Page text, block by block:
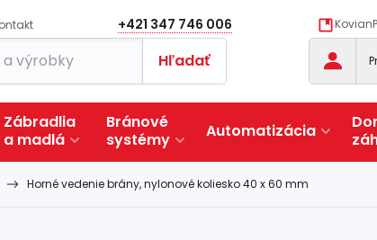
+421 347 746 006
Hľadať
Zábradlia
a madlá
Bránové
systémy
Automatizácia
Horné vedenie brány, nylonové koliesko 40 x 60 mm